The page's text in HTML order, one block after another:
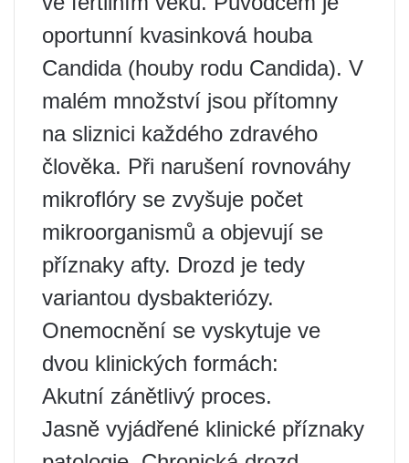
oportunní kvasinková houba
Candida (houby rodu Candida). V
malém množství jsou přítomny
na sliznici každého zdravého
člověka. Při narušení rovnováhy
mikroflóry se zvyšuje počet
mikroorganismů a objevují se
příznaky afty. Drozd je tedy
variantou dysbakteriózy.
Onemocnění se vyskytuje ve
dvou klinických formách:
Akutní zánětlivý proces.
Jasně vyjádřené klinické příznaky